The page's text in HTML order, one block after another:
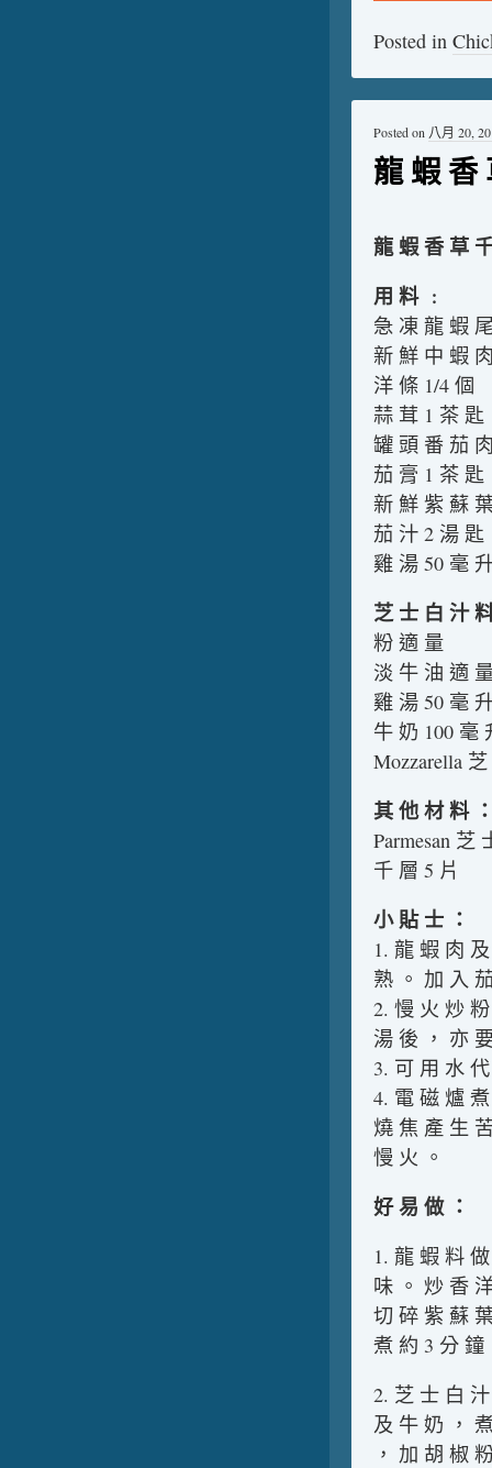
Posted in
龍 蝦 香
Posted on 八月 20,
龍 蝦 香 草
用 料 ﹕
急 凍 龍 蝦
新 鮮 中 蝦
洋 條 1/4 個
蒜 茸 1 茶 匙
罐 頭 番 茄
茄 膏 1 茶 匙
新 鮮 紫 蘇
茄 汁 2 湯 匙
雞 湯 50 毫
芝 士 白 汁
粉 適 量
淡 牛 油 適
雞 湯 50 毫
牛 奶 100 毫
Mozzarella
其 他 材 料
Parmesan 芝
千 層 5 片
小 貼 士 ：
1. 龍 蝦 肉
熟 。 加 入
2. 慢 火 炒
湯 後 ， 亦
3. 可 用 水
4. 電 磁 爐
燒 焦 產 生
慢 火 。
好 易 做 ：
1. 龍 蝦 料
味 。 炒 香
切 碎 紫 蘇
煮 約 3 分
2. 芝 士 白
及 牛 奶 ，
， 加 胡 椒